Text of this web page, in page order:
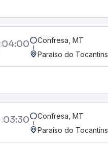
04:00
Confresa, MT
Paraíso do
03:30
Confresa, MT
Paraíso do